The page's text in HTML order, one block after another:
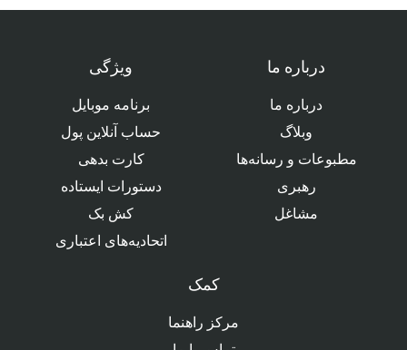
درباره ما
درباره ما
وبلاگ
مطبوعات و رسانه‌ها
رهبری
مشاغل
ویژگی
برنامه موبایل
حساب آنلاین پول
کارت بدهی
دستورات ایستاده
کش بک
اتحادیه‌های اعتباری
کمک
مرکز راهنما